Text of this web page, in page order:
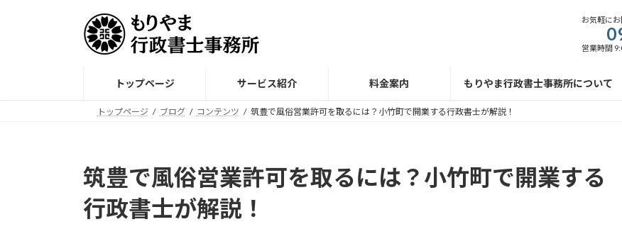
お気軽にお
営業時間
トップページ サービス紹介 料金案内 もりやま行政書士事務所について
トップページ ブログ コンテンツ 筑豊で風俗営業許可を取るには？小竹町で開業する行政書士が解説！
筑豊で風俗営業許可を取るには？小竹町で開業する
行政書士が解説！